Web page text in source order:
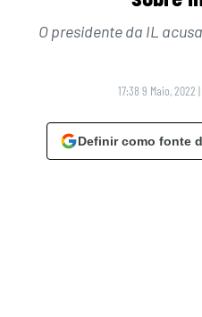
O presidente da IL
17:38 9 Maio, 2022 |
Definir como fonte